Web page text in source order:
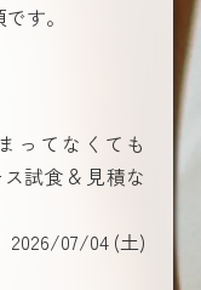
す。
ってなくても
試食＆見積な
2026/07/04 (土)